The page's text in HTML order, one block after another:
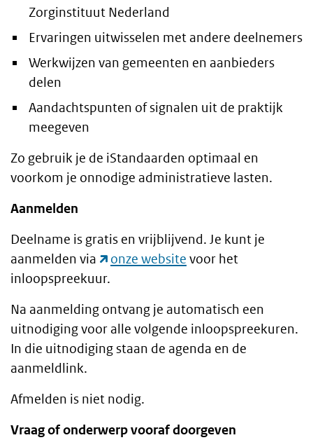
Zorginstituut Nederland
Ervaringen uitwisselen met andere deelnemers
Werkwijzen van gemeenten en aanbieders
delen
Aandachtspunten of signalen uit de praktijk
meegeven
Zo gebruik je de iStandaarden optimaal en
voorkom je onnodige administratieve lasten.
Aanmelden
Deelname is gratis en vrijblijvend. Je kunt je
aanmelden via
onze website voor het
inloopspreekuur.
Na aanmelding ontvang je automatisch een
uitnodiging voor alle volgende inloopspreekuren.
In die uitnodiging staan de agenda en de
aanmeldlink.
Afmelden is niet nodig.
Vraag of onderwerp vooraf doorgeven